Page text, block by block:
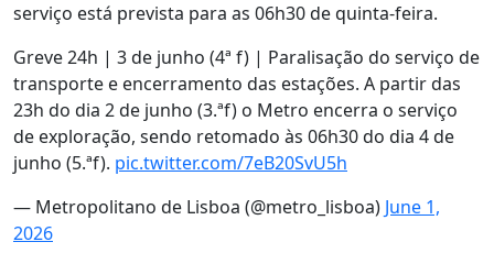
serviço está prevista para as 06h30 de quinta-feira.
Greve 24h | 3 de junho (4ª f) | Paralisação do serviço de
transporte e encerramento das estações. A partir das
23h do dia 2 de junho (3.ªf) o Metro encerra o serviço
de exploração, sendo retomado às 06h30 do dia 4 de
junho (5.ªf). pic.twitter.com/7eB20SvU5h
— Metropolitano de Lisboa (@metro_lisboa) June 1,
2026